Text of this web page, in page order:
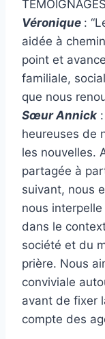
TÉMOIGNAGES
Véronique :
aidée à
point et
familiale,
que nous
Sœur Annick
heureuses de
les nouvelles.
partagée à
suivant, nous
nous
dans le
société et du
prière. Nous
conviviale
avant de fixer
compte des